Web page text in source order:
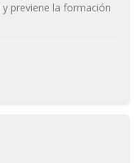
previene la formación